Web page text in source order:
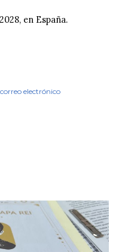
en España.
electrónico